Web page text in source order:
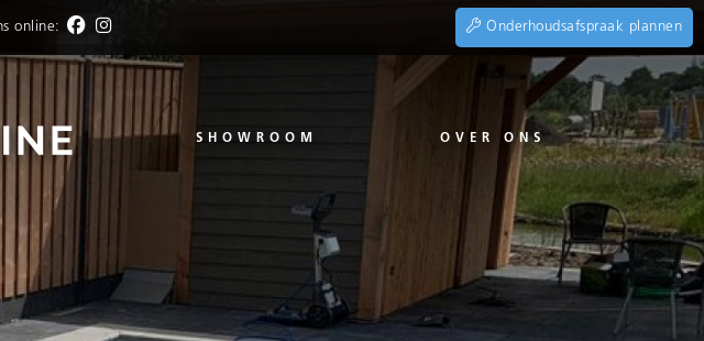
online: Onderhoudsafspraak plannen
SHOWROOM OVER ONS